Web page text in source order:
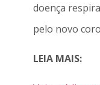
doença
pelo novo
LEIA MAIS: